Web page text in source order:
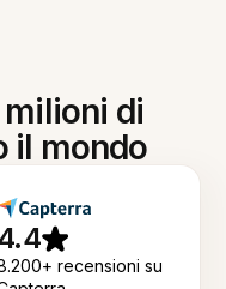
di
il mondo
recensioni su